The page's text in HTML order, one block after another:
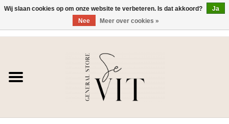
SE VIT
Wij slaan cookies op om onze website te verbeteren. Is dat akkoord?
Ja
Nee
Meer over cookies »